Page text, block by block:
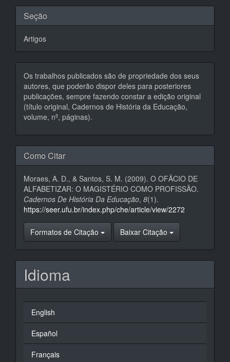
Seção
Artigos
Os trabalhos publicados são de propriedade dos seus
autores, que poderão dispor deles para posteriores
publicações, sempre fazendo constar a edição original
(título original, Cadernos de História da Educação,
volume, nº, páginas).
Como Citar
Moraes, A. D., & Santos, S. M. (2009). O OFÃCIO DE
ALFABETIZAR: O MAGISTÉRIO COMO PROFISSÃO.
Cadernos De História Da Educação, 8(1).
https://seer.ufu.br/index.php/che/article/view/2272
Formatos de Citação Baixar Citação
Idioma
English
Español
Français